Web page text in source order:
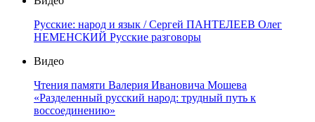
Русские: народ и язык / Сергей ПАНТЕЛЕЕВ Олег
НЕМЕНСКИЙ Русские разговоры
Видео
Чтения памяти Валерия Ивановича Мошева
«Разделенный русский народ: трудный путь к
воссоединению»